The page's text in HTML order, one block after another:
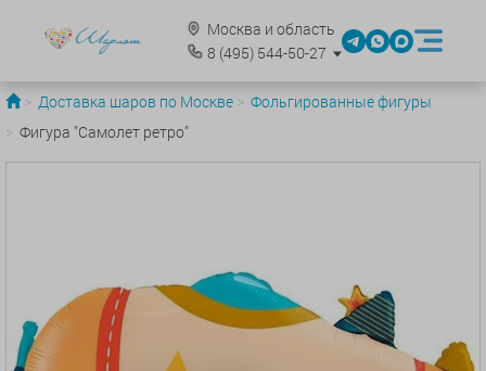
Москва и область
8 (495)544-50-27
Доставка шаров по Москве
Фольгированные фигуры
Фигура "Самолет ретро"